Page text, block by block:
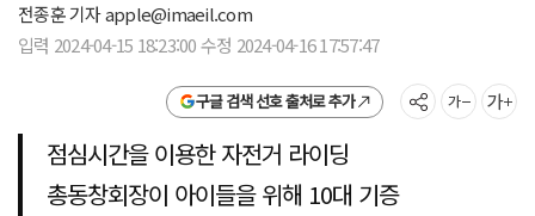
전종훈 기자apple@imaeil.com
입력 2024-04-15 18:23:00 수정 2024-04-16 17:57:47
구글 검색 선호 출처로 추가
점심시간을 이용한 자전거 라이딩
총동창회장이 아이들을 위해 10대 기증